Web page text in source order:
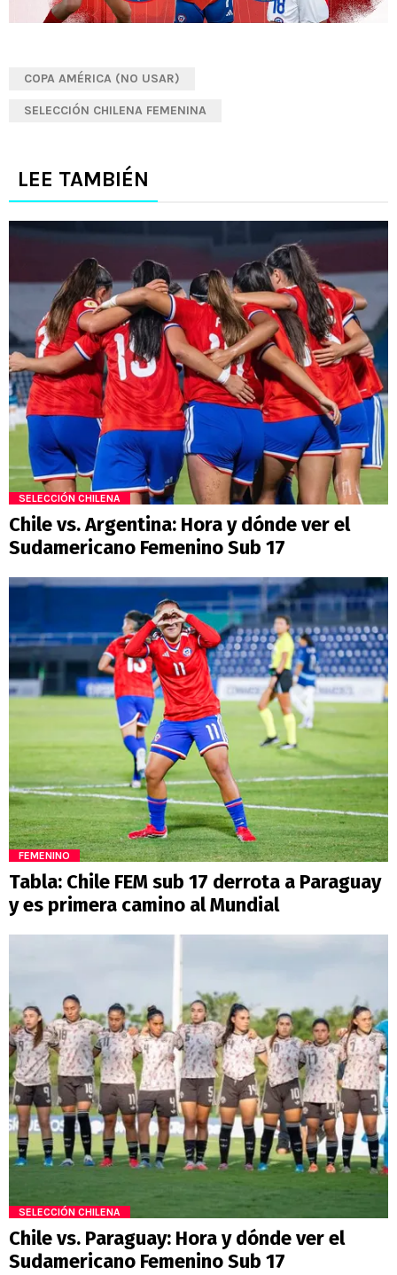
COPA AMÉRICA (NO USAR)
SELECCIÓN CHILENA FEMENINA
LEE TAMBIÉN
SELECCIÓN CHILENA
Chile vs. Argentina: Hora y dónde ver el
Sudamericano Femenino Sub 17
FEMENINO
Tabla: Chile FEM sub 17 derrota a Paraguay
y es primera camino al Mundial
SELECCIÓN CHILENA
Chile vs. Paraguay: Hora y dónde ver el
Sudamericano Femenino Sub 17